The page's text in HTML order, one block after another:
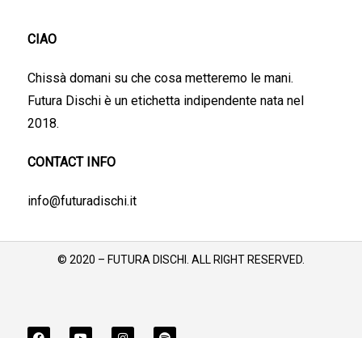
CIAO
Chissà domani su che cosa metteremo le mani.
Futura Dischi è un etichetta indipendente nata nel
2018.
CONTACT INFO
info@futuradischi.it
© 2020 – FUTURA DISCHI. ALL RIGHT RESERVED.